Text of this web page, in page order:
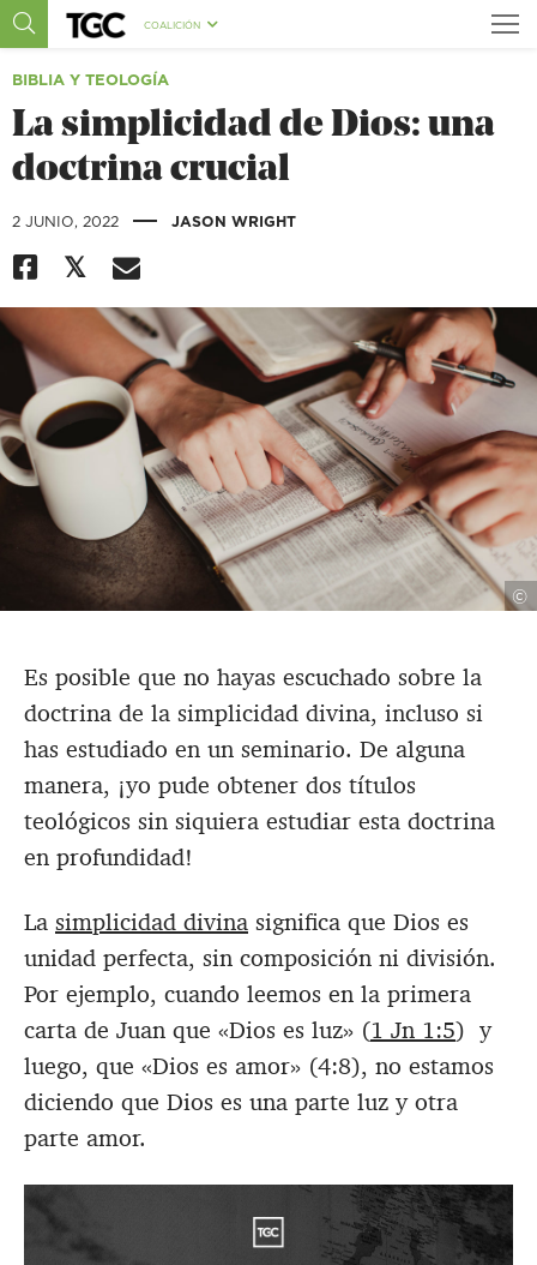
COALICIÓN
BIBLIA Y TEOLOGÍA
La simplicidad de Dios: una
doctrina crucial
2 JUNIO, 2022 | JASON WRIGHT
©
Es posible que no hayas escuchado sobre la
doctrina de la simplicidad divina, incluso si
has estudiado en un seminario. De alguna
manera, ¡yo pude obtener dos títulos
teológicos sin siquiera estudiar esta doctrina
en profundidad!
La simplicidad divina significa que Dios es
unidad perfecta, sin composición ni división.
Por ejemplo, cuando leemos en la primera
carta de Juan que «Dios es luz» (1 Jn 1:5) y
luego, que «Dios es amor» (4:8), no estamos
diciendo que Dios es una parte luz y otra
parte amor.